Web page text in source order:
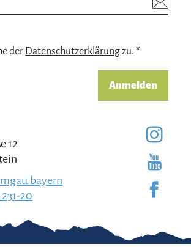
der Datenschutzerklärungzu. *
Anmelden
12
20